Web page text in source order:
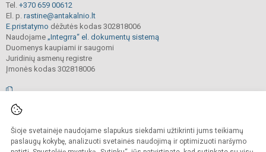
Šioje svetainėje naudojame slapukus siekdami užtikrinti jums teikiamų
paslaugų kokybę, analizuoti svetainės naudojimą ir optimizuoti naršymo
Tel. +370 659 00612
El. p. rastine@antakalnio.lt
E.pristatymo dėžutės kodas 302818006
Naudojame „Integrra“ el. dokumentų sistemą
Duomenys kaupiami ir saugomi
Juridinių asmenų registre
Įmonės kodas 302818006
Kopijuoti, cituoti ar kitaip atvaizduoti internetinės svetainės turinį be raštiško
mokyklos vadovų sutikimo yra draudžiama.